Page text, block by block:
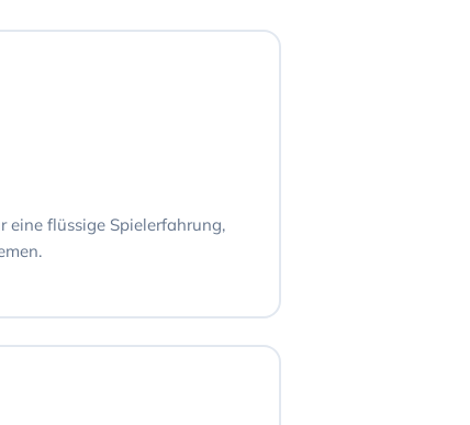
eine flüssige Spielerfahrung,